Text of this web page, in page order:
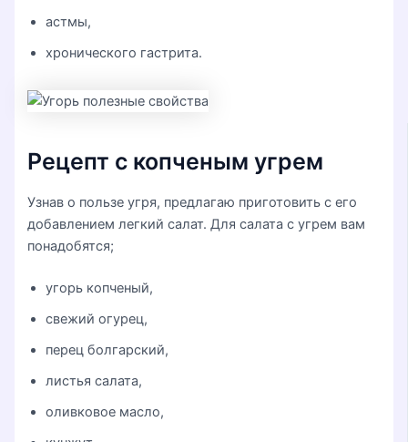
астмы,
хронического гастрита.
Рецепт с копченым угрем
Узнав о пользе угря, предлагаю приготовить с его
добавлением легкий салат. Для салата с угрем вам
понадобятся;
угорь копченый,
свежий огурец,
перец болгарский,
листья салата,
оливковое масло,